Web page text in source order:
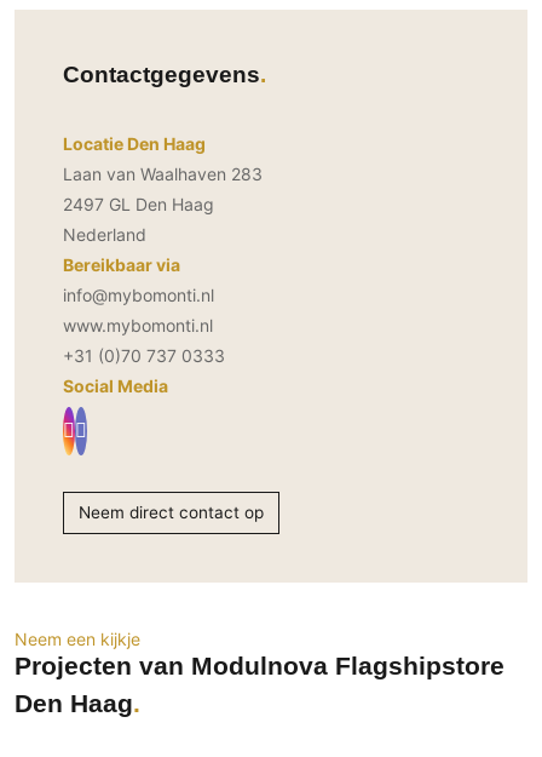
Contactgegevens
Locatie Den Haag
Laan van Waalhaven 283
2497 GL Den Haag
Nederland
Bereikbaar via
info@mybomonti.nl
www.mybomonti.nl
+31 (0)70 737 0333
Social Media
Neem direct contact op
Neem een kijkje
Projecten van Modulnova Flagshipstore
Den Haag